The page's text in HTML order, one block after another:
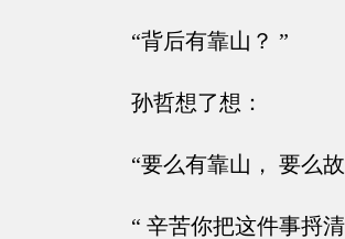
“背后有靠山？ ”
孙哲想了想：
“要么有靠山， 要么
“ 辛苦你把这件事捋